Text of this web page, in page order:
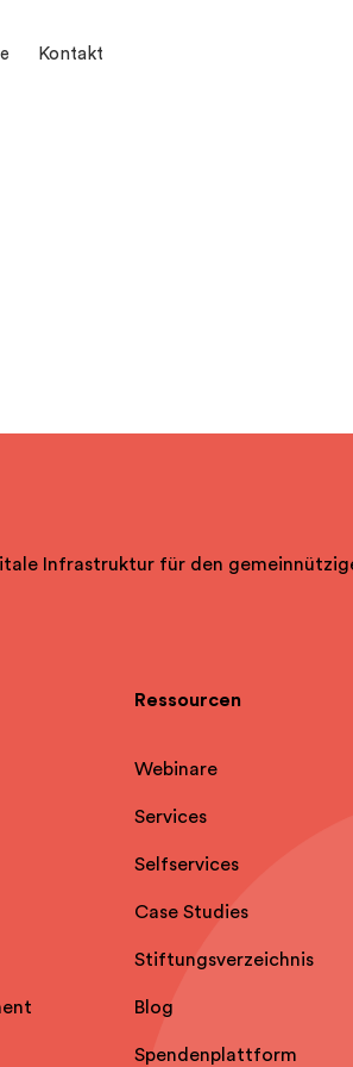
Kontakt
Infrastruktur für den
Ressourcen
Webinare
Services
Selfservices
Case Studies
Stiftungsverzeichnis
Blog
Spendenplattform